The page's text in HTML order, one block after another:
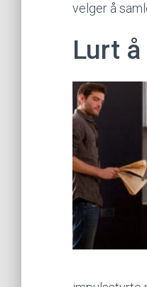
velger å
Lurt